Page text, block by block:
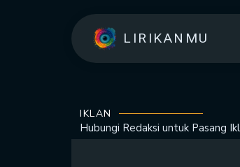
LIRIKANMU
IKLAN
Hubungi Redaksi untuk Pasang